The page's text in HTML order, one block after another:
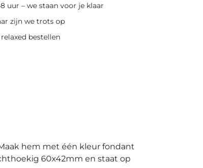
uur – we staan voor je klaar
zijn we trots op
bestellen
hem met één kleur fondant
60x42mm en staat op